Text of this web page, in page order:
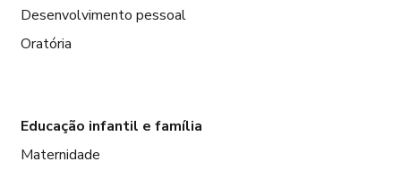
Desenvolvimento pessoal
Oratória
Educação infantil e família
Maternidade